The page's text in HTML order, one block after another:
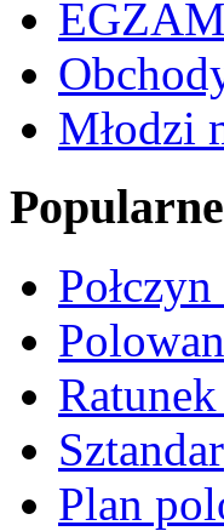
Młodzi
Sztandar
Plan